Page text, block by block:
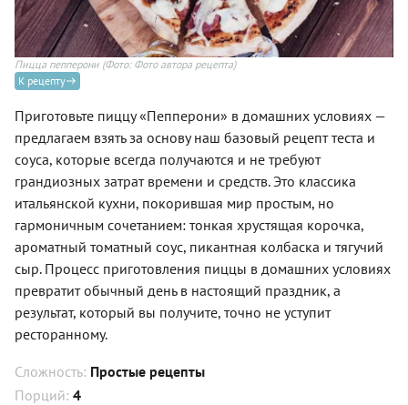
Пицца пепперони (Фото: Фото автора рецепта)
К рецепту
Приготовьте пиццу «Пепперони» в домашних условиях —
предлагаем взять за основу наш базовый рецепт теста и
соуса, которые всегда получаются и не требуют
грандиозных затрат времени и средств. Это классика
итальянской кухни, покорившая мир простым, но
гармоничным сочетанием: тонкая хрустящая корочка,
ароматный томатный соус, пикантная колбаска и тягучий
сыр. Процесс приготовления пиццы в домашних условиях
превратит обычный день в настоящий праздник, а
результат, который вы получите, точно не уступит
ресторанному.
Сложность: Простые рецепты
Порций: 4